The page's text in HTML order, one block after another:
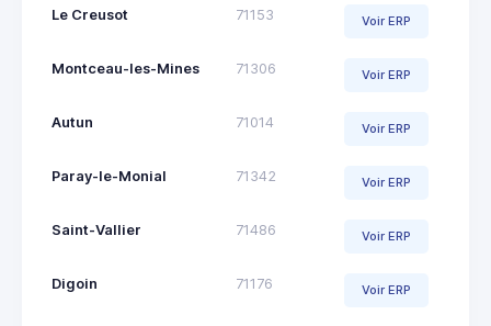
Le Creusot 71153 Voir ERP
Montceau-les-Mines 71306 Voir ERP
Autun 71014 Voir ERP
Paray-le-Monial 71342 Voir ERP
Saint-Vallier 71486 Voir ERP
Digoin 71176 Voir ERP